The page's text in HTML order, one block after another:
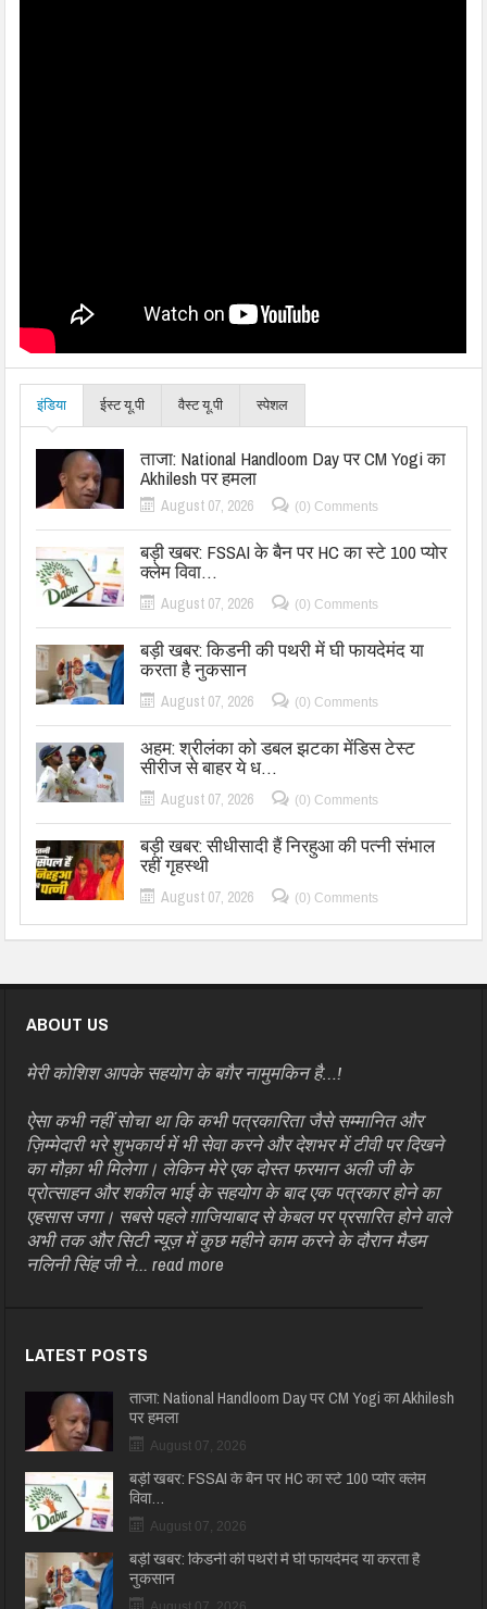
इंडिया ईस्ट यू.पी वैस्ट यू.पी स्पेशल
ताजा: National Handloom Day पर CM Yogi का
Akhilesh पर हमला
August 07, 2026 (0) Comments
बड़ी खबर: FSSAI के बैन पर HC का स्टे 100 प्योर
क्लेम विवा…
August 07, 2026 (0) Comments
बड़ी खबर: किडनी की पथरी में घी फायदेमंद या
करता है नुकसान
August 07, 2026 (0) Comments
अहम: श्रीलंका को डबल झटका मेंडिस टेस्ट
सीरीज से बाहर ये ध…
August 07, 2026 (0) Comments
बड़ी खबर: सीधीसादी हैं निरहुआ की पत्नी संभाल
रहीं गृहस्थी
August 07, 2026 (0) Comments
ABOUT US
मेरी कोशिश आपके सहयोग के बग़ैर नामुमकिन है…!
ऐसा कभी नहीं सोचा था कि कभी पत्रकारिता जैसे सम्मानित और
ज़िम्मेदारी भरे शुभकार्य में भी सेवा करने और देशभर में टीवी पर दिखने
का मौक़ा भी मिलेगा। लेकिन मेरे एक दोस्त फरमान अली जी के
प्रोत्साहन और शकील भाई के सहयोग के बाद एक पत्रकार होने का
एहसास जगा। सबसे पहले ग़ाजियाबाद से केबल पर प्रसारित होने वाले
अभी तक और सिटी न्यूज़ में कुछ महीने काम करने के दौरान मैडम
नलिनी सिंह जी ने...read more
LATEST POSTS
ताजा: National Handloom Day पर CM Yogi का Akhilesh
पर हमला
August 07, 2026
बड़ी खबर: FSSAI के बैन पर HC का स्टे 100 प्योर क्लेम
विवा…
August 07, 2026
बड़ी खबर: किडनी की पथरी में घी फायदेमंद या करता है
नुकसान